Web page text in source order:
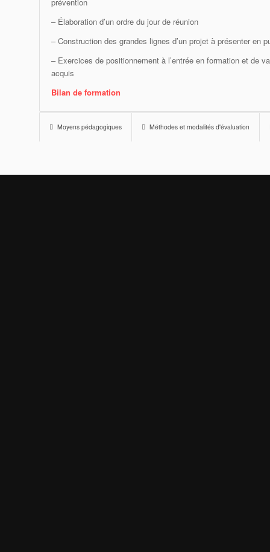
– Élaboration d’un ordre du jour de réunion
– Construction des grandes lignes d’un projet à présenter en
– Exercices de positionnement à l’entrée en formation et de
acquis
Bilan de formation
Moyens pédagogiques Méthodes et modalités d'évaluation